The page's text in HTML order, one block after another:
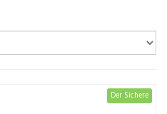
Der Sichere